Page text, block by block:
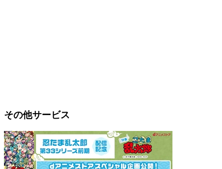
その他サービス